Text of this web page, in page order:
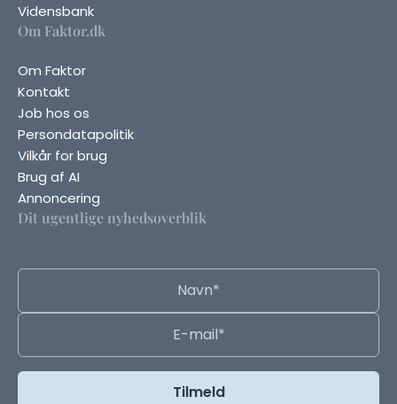
Vidensbank
Om Faktor.dk
Om Faktor
Kontakt
Job hos os
Persondatapolitik
Vilkår for brug
Brug af AI
Annoncering
Dit ugentlige nyhedsoverblik